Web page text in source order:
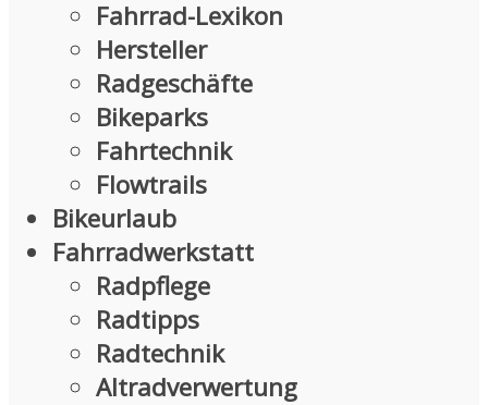
Fahrrad-Lexikon
Hersteller
Radgeschäfte
Bikeparks
Fahrtechnik
Flowtrails
Bikeurlaub
Fahrradwerkstatt
Radpflege
Radtipps
Radtechnik
Altradverwertung